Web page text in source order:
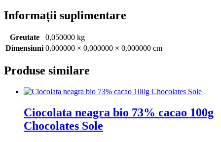
Informații suplimentare
Greutate
0,050000 kg
Dimensiuni 0,000000 × 0,000000 × 0,000000 cm
Produse similare
Ciocolata neagra bio 73% cacao 100g
Chocolates Sole